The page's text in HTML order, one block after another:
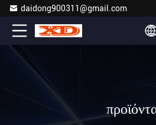
daidong900311@gmail.com